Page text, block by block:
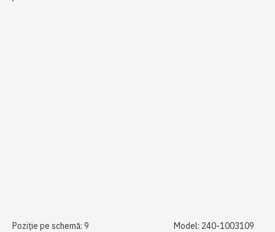
Poziție pe schemă: 9 Model: 240-1003109